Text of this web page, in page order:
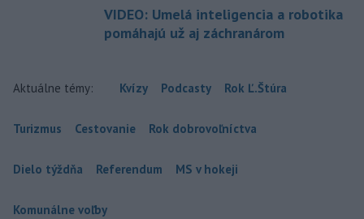
VIDEO: Umelá inteligencia a robotika
pomáhajú už aj záchranárom
Aktuálne témy: Kvízy Podcasty Rok Ľ.Štúra
Turizmus Cestovanie Rok dobrovoľníctva
Dielo týždňa Referendum MS v hokeji
Komunálne voľby